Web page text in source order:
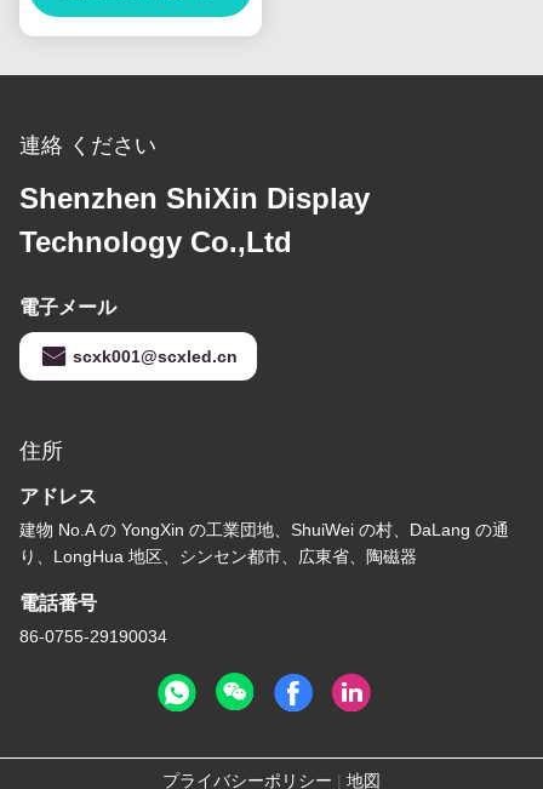
連絡 ください
Shenzhen ShiXin Display
Technology Co.,Ltd
電子メール
scxk001@scxled.cn
住所
アドレス
建物 No.A の YongXin の工業団地、ShuiWei の村、DaLang の通
り、LongHua 地区、シンセン都市、広東省、陶磁器
電話番号
86-0755-29190034
プライバシーポリシー | 地図